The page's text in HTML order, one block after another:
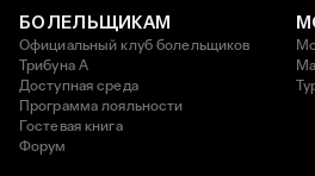
БОЛЕЛЬЩИКАМ
Официальный клуб болельщиков
Трибуна А
Доступная среда
Программа лояльности
Гостевая книга
Форум